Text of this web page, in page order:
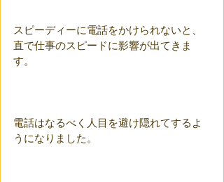
スピーディーに電話をかけられないと、
直で仕事のスピードに影響が出てきま
す。
電話はなるべく人目を避け隠れてするよ
うになりました。